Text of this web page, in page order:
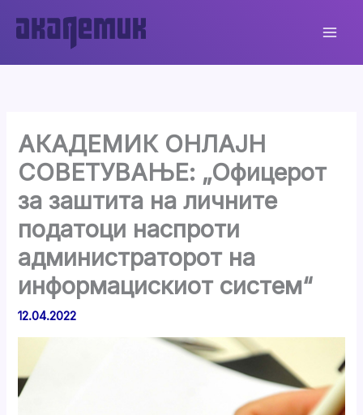
content
АКАДЕМИК ОНЛАЈН
СОВЕТУВАЊЕ: „Офицерот
за заштита на личните
податоци наспроти
администраторот на
информацискиот систем“
12.04.2022